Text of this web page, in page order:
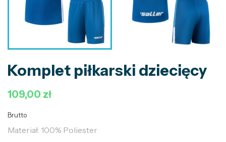
Komplet piłkarski dziecięcy
109,00 zł
Brutto
Materiał: 100% Poliester